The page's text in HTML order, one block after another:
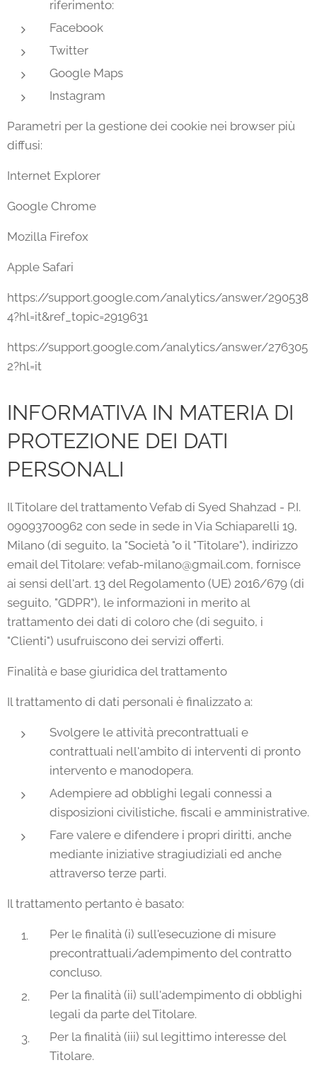
riferimento:
Facebook
Twitter
Google Maps
Instagram
Parametri per la gestione dei cookie nei browser più
diffusi:
Internet Explorer
Google Chrome
Mozilla Firefox
Apple Safari
https://support.google.com/analytics/answer/290538
4?hl=it&ref_topic=2919631
https://support.google.com/analytics/answer/276305
2?hl=it
INFORMATIVA IN MATERIA DI
PROTEZIONE DEI DATI
PERSONALI
Il Titolare del trattamento Vefab di Syed Shahzad - P.I.
09093700962 con sede in sede in Via Schiaparelli 19,
Milano (di seguito, la "Società "o il "Titolare"), indirizzo
email del Titolare: vefab-milano@gmail.com, fornisce
ai sensi dell'art. 13 del Regolamento (UE) 2016/679 (di
seguito, "GDPR"), le informazioni in merito al
trattamento dei dati di coloro che (di seguito, i
"Clienti") usufruiscono dei servizi offerti.
Finalità e base giuridica del trattamento
Il trattamento di dati personali è finalizzato a:
Svolgere le attività precontrattuali e
contrattuali nell'ambito di interventi di pronto
intervento e manodopera.
Adempiere ad obblighi legali connessi a
disposizioni civilistiche, fiscali e amministrative.
Fare valere e difendere i propri diritti, anche
mediante iniziative stragiudiziali ed anche
attraverso terze parti.
Il trattamento pertanto è basato:
Per le finalità (i) sull'esecuzione di misure
precontrattuali/adempimento del contratto
concluso.
Per la finalità (ii) sull'adempimento di obblighi
legali da parte del Titolare.
Per la finalità (iii) sul legittimo interesse del
Titolare.